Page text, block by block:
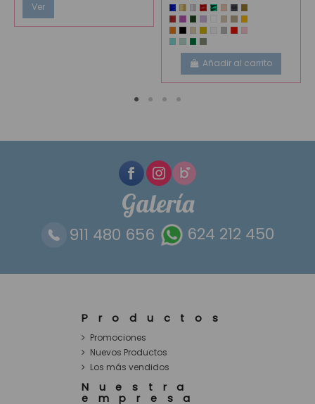
Ver
Añadir al carrito
Galería
911 480 656 624 212 450
Productos
Promociones
Nuevos Productos
Los más vendidos
Nuestra
empresa